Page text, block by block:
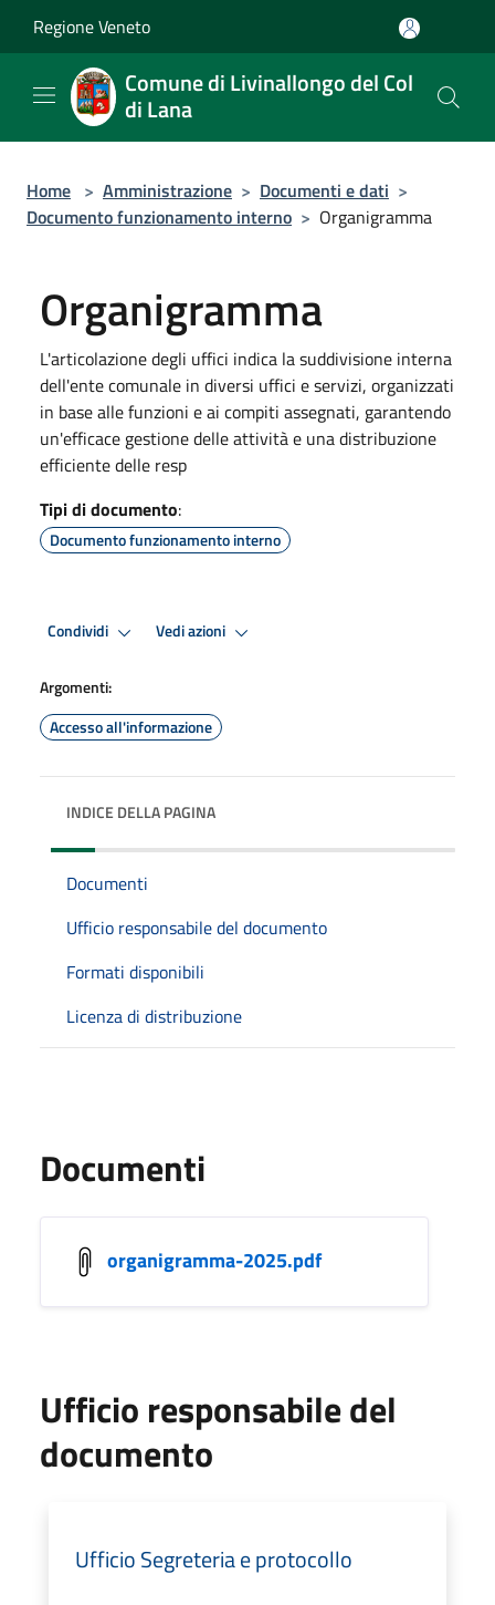
Regione Veneto
Comune di Livinallongo del Col
di Lana
Home > Amministrazione > Documenti e dati >
Documento funzionamento interno > Organigramma
Organigramma
L'articolazione degli uffici indica la suddivisione interna
dell'ente comunale in diversi uffici e servizi, organizzati
in base alle funzioni e ai compiti assegnati, garantendo
un'efficace gestione delle attività e una distribuzione
efficiente delle resp
Tipi di documento:
Documento funzionamento interno
Condividi Vedi azioni
Argomenti:
Accesso all'informazione
INDICE DELLA PAGINA
Documenti
Ufficio responsabile del documento
Formati disponibili
Licenza di distribuzione
Documenti
organigramma-2025.pdf
Ufficio responsabile del
documento
Ufficio Segreteria e protocollo